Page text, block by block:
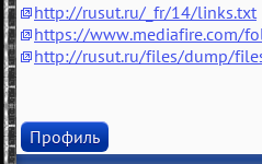
http://rusut.ru/_fr/14/links.txt
https://www.mediafire.com/
http://rusut.ru/files/dump/
Профиль